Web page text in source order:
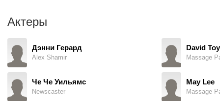
Актеры
Дэнни Герард
Alex Shamir
Че Че Уильямс
Newscaster
David Toy
Massage
May Lee
Massage